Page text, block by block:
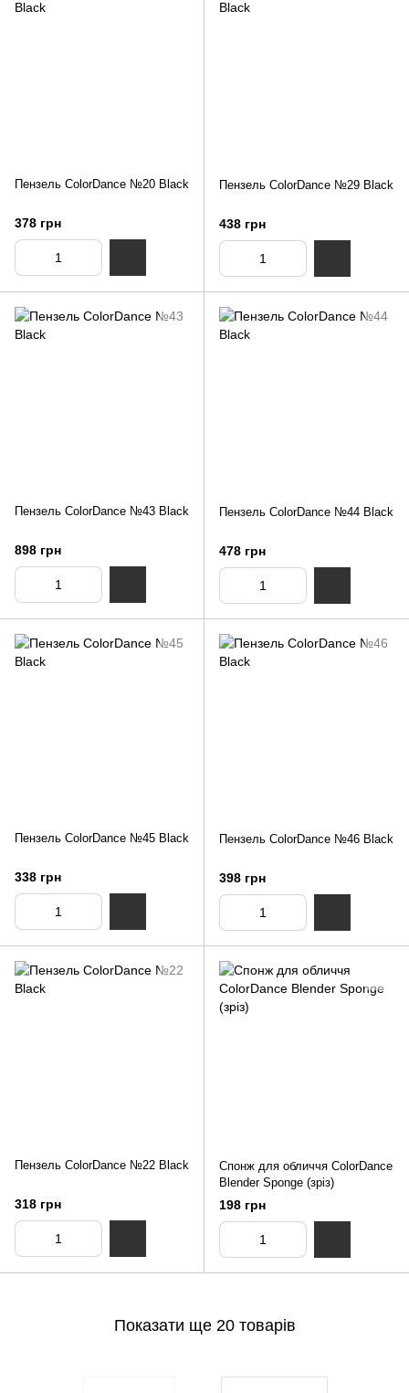
Пензель ColorDance №20 Black
378 грн
Пензель ColorDance №29 Black
438 грн
Пензель ColorDance №43 Black
898 грн
Пензель ColorDance №44 Black
478 грн
Пензель ColorDance №45 Black
338 грн
Пензель ColorDance №46 Black
398 грн
Пензель ColorDance №22 Black
318 грн
Спонж для обличчя ColorDance
Blender Sponge (зріз)
198 грн
Показати ще 20 товарів